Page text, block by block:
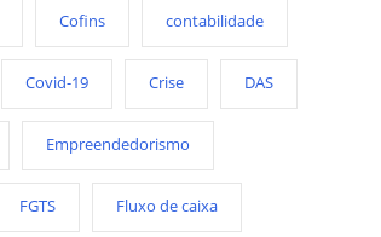
Cofins contabilidade
Covid-19 Crise DAS
Empreendedorismo
FGTS Fluxo de caixa